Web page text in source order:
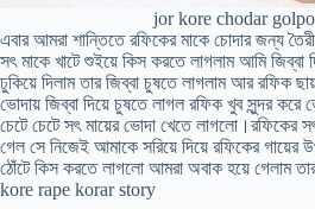
jor kore chodar golpo
এবার আমরা শান্তিতে রফিকের মাকে চোদার জন্য
সৎ মাকে খাটে শুইয়ে কিস করতে লাগলাম আমি জিব্বা
ঢুকিয়ে দিলাম তার জিব্বা চুষতে লাগলাম আর রফিক
ভোদায় জিব্বা দিয়ে চুষতে লাগল রফিক খুব সুন্দর করে
চেটে চেটে সৎ মায়ের ভোদা খেতে লাগলো।রফিকের
গেল সে নিজেই আমাকে সরিয়ে দিয়ে রফিকের গায়ের
ঠোঁটে কিস করতে লাগলো আমরা অবাক হয়ে গেলাম
kore rape korar story